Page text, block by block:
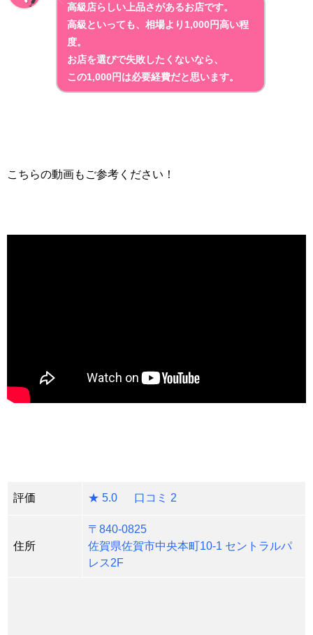
高級店らしい上品さがあるお店です。
高級といっても、相場より1,000円高い程
度。
お店を選びで失敗したくないなら、
この1,000円は必要経費だと思います。
こちらの動画もご参考ください！
評価 ★ 5.0 口コミ 2
住所
〒840-0825
佐賀県佐賀市中央本町10-1 セントラルパ
レス2F